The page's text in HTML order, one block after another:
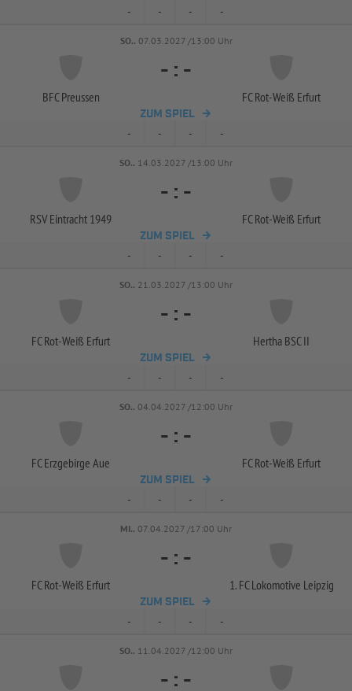
- - - -
SO.. 07.03.2027 /13:00 Uhr
BFC Preussen
- : -
FC Rot-Weiß Erfurt
ZUM SPIEL
- - - -
SO.. 14.03.2027 /13:00 Uhr
RSV Eintracht 1949
- : -
FC Rot-Weiß Erfurt
ZUM SPIEL
- - - -
SO.. 21.03.2027 /13:00 Uhr
FC Rot-Weiß Erfurt
- : -
Hertha BSC II
ZUM SPIEL
- - - -
SO.. 04.04.2027 /12:00 Uhr
FC Erzgebirge Aue
- : -
FC Rot-Weiß Erfurt
ZUM SPIEL
- - - -
MI.. 07.04.2027 /17:00 Uhr
FC Rot-Weiß Erfurt
- : -
1. FC Lokomotive Leipzig
ZUM SPIEL
- - - -
SO.. 11.04.2027 /12:00 Uhr
- : -